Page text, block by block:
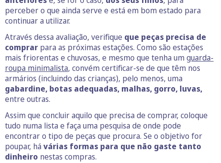
perceber o que ainda serve e está em bom estado para
continuar a utilizar.
Através dessa avaliação, verifique que peças precisa de
comprar para as próximas estações. Como são estações
mais friorentas e chuvosas, e mesmo que tenha um guarda-
roupa minimalista, convém certificar-se de que têm nos
armários (incluindo das crianças), pelo menos, uma
gabardine, botas adequadas, malhas, gorro, luvas,
entre outras.
Assim que concluir aquilo que precisa de comprar, coloque
tudo numa lista e faça uma pesquisa de onde pode
encontrar o tipo de peças que procura. Se o objetivo for
poupar, há várias formas para que não gaste tanto
dinheiro nestas compras.